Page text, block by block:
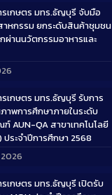
รเกษตร มทร.ธัญบุรี จับมือ
หกรรม ยกระดับสินค้าชุมชน
ผ่านนวัตกรรมอาหารและ
รเกษตร มทร.ธัญบุรี รับการ
าพการศึกษาภายในระดับ
AUN-QA สาขาเทคโนโลยี
ประจำปีการศึกษา 2568
รเกษตร มทร.ธัญบุรี เปิดรับ